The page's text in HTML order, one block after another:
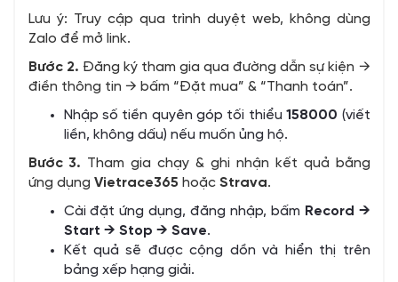
Lưu ý: Truy cập qua trình duyệt web, không dùng
Zalo để mở link.
Bước 2. Đăng ký tham gia qua đường dẫn sự kiện →
điền thông tin → bấm “Đặt mua” & “Thanh toán”.
Nhập số tiền quyên góp tối thiểu158000 (viết
liền, không dấu) nếu muốn ủng hộ.
Bước 3. Tham gia chạy & ghi nhận kết quả bằng
ứng dụng Vietrace365 hoặc Strava.
Cài đặt ứng dụng, đăng nhập, bấm Record →
Start → Stop → Save.
Kết quả sẽ được cộng dồn và hiển thị trên
bảng xếp hạng giải.